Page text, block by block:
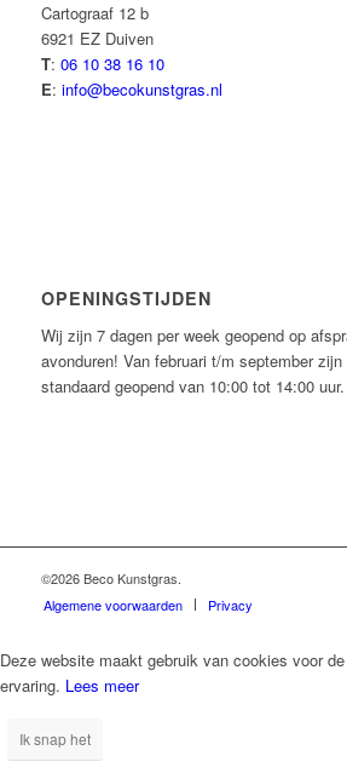
Cartograaf 12 b
6921 EZ Duiven
T: 06 10 38 16 10
E: info@becokunstgras.nl
OPENINGSTIJDEN
Wij zijn 7 dagen per week geopend op
avonduren! Van februari t/m september
standaard geopend van 10:00 tot 14:00 uur.
©2026 Beco Kunstgras.
Algemene voorwaarden
Privacy
Deze website maakt gebruik van cookies voor
ervaring. Lees meer
Ik snap het